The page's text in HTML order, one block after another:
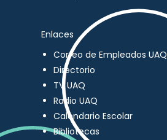
Enlaces
Correo de Empleados UAQ
Directorio
TV UAQ
Radio UAQ
Calendario Escolar
Bibliotecas